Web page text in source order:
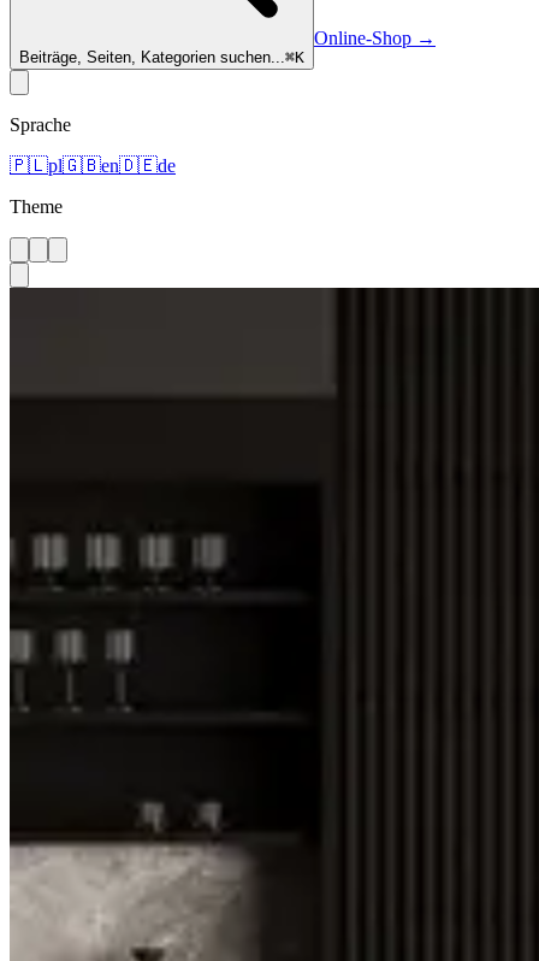
Beiträge, Seiten, Kategorien suchen...⌘K
Online-Shop →
Sprache
🇵🇱pl🇬🇧en🇩🇪de
Theme